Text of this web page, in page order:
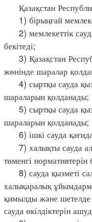
Қазақстан
1) бірыңғай
2) мемлекеттік
бекітеді;
3) Қазақстан
жөнінде шаралар
4) сыртқы сауда
шараларын қолданады;
5) сыртқы сауда
шараларын қолданады;
6) ішкі сауда
7) халықты сауда
төменгі нормативтерін
8) сауда қызметі
халықаралық
қимылды және шетелде
сауда өкілдіктерін